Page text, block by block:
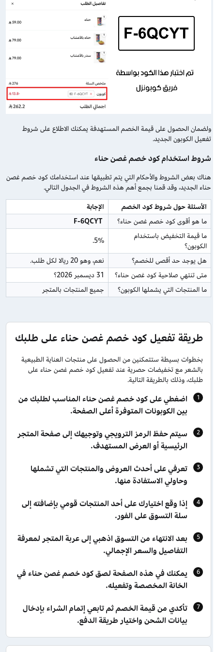
ولضمان الحصول على قيمة الخصم المستهدفة يمكنك الاطلاع على شروط
تفعيل الكوبون الجديد.
شروط استخدام كود خصم غصن حناء
هناك بعض الشروط والأحكام التي يتم تطبيقها عند استخدامك كود خصم غصن
حناء الجديد، وقد قمنا بجمع أهم هذه الشروط في الجدول التالي.
الأسئلة حول شروط كود الخصم
الإجابة
ما هو أقوى كود خصم غصن حناء؟
F-6QCYT
ما قيمة التخفيض باستخدام
الكوبون؟
5%.
هل يوجد حد أقصى للخصم؟
نعم، وهو 20 ريالا لكل طلب.
متى تنتهي صلاحية كود غصن حناء؟
31 ديسمبر 2026؟
ما المنتجات التي يشملها الكوبون؟
جميع المنتجات بالمتجر
طريقة تفعيل كود خصم غصن حناء على طلبك
بخطوات بسيطة ستتمكنين من الحصول على منتجات العناية الطبيعية
بالشعر مع تخفيضات حصرية عند تفعيل كود خصم غصن حناء على
طلبك، وذلك بالطريقة التالية.
اضغطي على كود خصم غصن حناء المناسب لطلبك من
بين الكوبونات المتوفرة أعلى الصفحة.
سيتم حفظ الرمز الترويجي وتوجيهك إلى صفحة المتجر
الرئيسية أو العرض المستهدف.
تعرفي على أحدث العروض والمنتجات التي تشملها
وحاولي الاستفادة منها.
إذا وقع اختيارك على أحد المنتجات قومي بإضافته إلى
سلة التسوق على الفور.
بعد الانتهاء من التسوق اذهبي إلى عربة المتجر لمعرفة
التفاصيل والسعر الإجمالي.
يمكنك في هذه الصفحة لصق كود خصم غصن حناء في
الخانة المخصصة وتفعيله.
تأكدي من قيمة الخصم ثم تابعي إتمام الشراء بإدخال
بيانات الشحن واختيار طريقة الدفع.